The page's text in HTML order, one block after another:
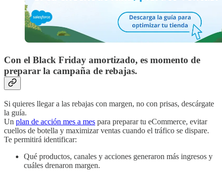
Con el Black Friday amortizado, es momento de
preparar la campaña de rebajas.
Si quieres llegar a las rebajas con margen, no con prisas, descárgate
la guía.
Un plan de acción mes a mes para preparar tu eCommerce, evitar
cuellos de botella y maximizar ventas cuando el tráfico se dispare.
Te permitirá identificar:
Qué productos, canales y acciones generaron más ingresos y
cuáles drenaron margen.